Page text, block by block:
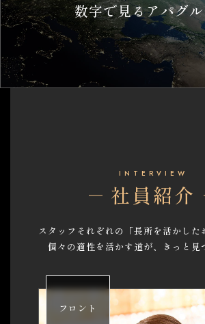
数字で見るアパグ
INTERVIEW
社員紹介
スタッフそれぞれの 「長所を活かした
個々の適性を 活かす道が、 きっと見
フロント